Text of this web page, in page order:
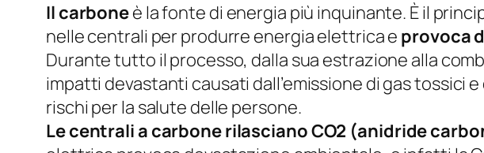
Il carboneè la fonte di energia più inquinante. È il
nelle centrali per produrre energia elettrica e provoca
Durante tutto il processo, dalla sua estrazione alla
impatti devastanti causati dall’emissione di gas tossici
rischi per la salute delle persone.
Le centrali a carbone rilasciano CO2 (anidride